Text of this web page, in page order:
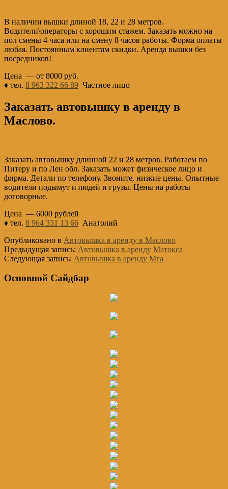
В наличии вышки длиной 18, 22 и 28 метров.
Водители\операторы с хорошим стажем. Заказать можно на
пол смены 4 часа или на смену 8 часов работы. Форма оплаты
любая. Постоянным клиентам скидки. Аренда вышки без
посредников!
Цена — от 8000 руб.
♦ тел. 8 963 322 66 89 Частное лицо
Заказать автовышку в аренду в
Маслово.
Заказать автовышку длинной 22 и 28 метров. Работаем по
Питеру и по Лен обл. Заказать может физическое лицо и
фирма. Детали по телефону. Звоните, низкие цены. Опытные
водители подымут и людей и грузы. Цены на работы
договорные.
Цена — 6000 рублей
♦ тел. 8 964 331 13 66 Анатолий
Опубликовано в Автовышка в аренду в Маслово
Предыдущая запись: Автовышка в аренду Матокса
Следующая запись: Автовышка в аренду Мга
Основной Сайдбар